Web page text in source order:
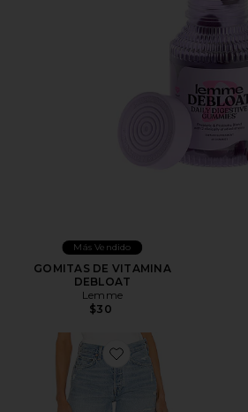
Más Vendido
GOMITAS DE VITAMINA
DEBLOAT
Lemme
$30
Favorite Short largo parker